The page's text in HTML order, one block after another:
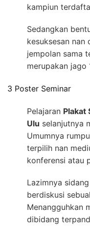
kampiun
Sedangkan
kesuksesan nan
jempolan sama
merupakan jago
3 Poster Seminar
Pelajaran Plakat
Ulu selanjutnya
Umumnya
terpilih nan
konferensi atau
Lazimnya
berdiskusi
Menangguhkan
dibidang